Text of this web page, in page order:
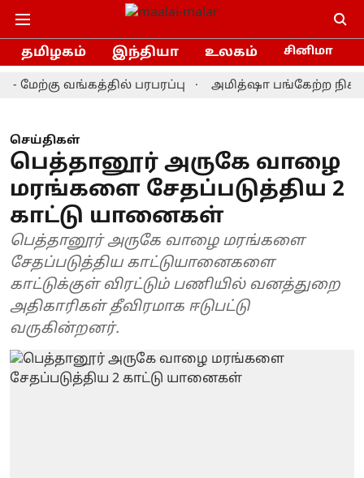
தமிழகம் இந்தியா உலகம் சினிமா
வங்கத்தில் பரபரப்பு அமித்ஷா பங்கேற்ற
செய்திகள்
பெத்தானூர் அருகே வாழை
மரங்களை சேதப்படுத்திய 2
காட்டு யானைகள்
பெத்தானூர் அருகே வாழை மரங்களை
சேதப்படுத்திய காட்டுயானைகளை
காட்டுக்குள் விரட்டும் பணியில் வனத்துறை
அதிகாரிகள் தீவிரமாக ஈடுபட்டு
வருகின்றனர்.